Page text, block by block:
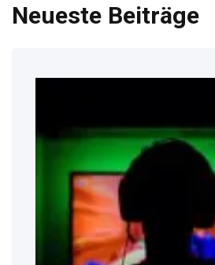
Neueste Beiträge